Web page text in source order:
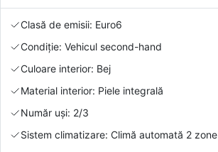
Clasă de emisii: Euro6
Condiție: Vehicul second-hand
Culoare interior: Bej
Material interior: Piele integrală
Număr uși: 2/3
Sistem climatizare: Climă automată 2 zone